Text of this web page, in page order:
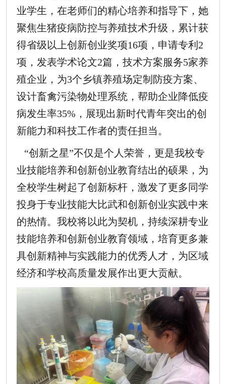
业学生，在老师们的精心培养和指导下，她
聚焦生猪疫病防控与养殖技术升级，累计获
得省级以上创新创业奖项16项，申请专利2
项，发表学术论文2篇，技术方案服务5家养
殖企业，为3个乡镇养殖场定制防疫方案、
设计畜禽污染物处理系统，帮助企业降低疫
病发生率35%，展现出新时代青年突出的创
新能力和科技工作者的责任担当。
“创新之星”不仅是个人荣誉，更是我校专
业技能培养和创新创业教育结出的硕果，为
全校学生树起了创新标杆，激发了更多同学
投身于专业技能大比武和创新创业实践中来
的热情。我校将以此为契机，持续深耕专业
技能培养和创新创业教育领域，培育更多兼
具创新精神与实践能力的优秀人才 ，为区域
经济和学校高质量发展作出更大贡献。